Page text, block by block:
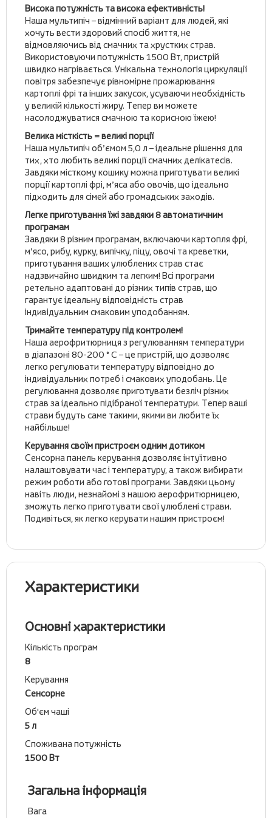
Висока потужність та висока ефективність!
Наша мультипіч – відмінний варіант для людей, які
хочуть вести здоровий спосіб життя, не
відмовляючись від смачних та хрустких страв.
Використовуючи потужність 1500 Вт, пристрій
швидко нагрівається. Унікальна технологія циркуляції
повітря забезпечує рівномірне прожарювання
картоплі фрі та інших закусок, усуваючи необхідність
у великій кількості жиру. Тепер ви можете
насолоджуватися смачною та корисною їжею!
Велика мiсткiсть = великі порції
Наша мультипіч об’ємом 5,0 л – ідеальне рішення для
тих, хто любить великі порції смачних делікатесів.
Завдяки місткому кошику можна приготувати великі
порції картоплі фрі, м’яса або овочів, що ідеально
підходить для сімей або громадських заходів.
Легке приготування їжі завдяки 8 автоматичним
програмам
Завдяки 8 різним програмам, включаючи картопля фрі,
м’ясо, рибу, курку, випічку, піцу, овочі та креветки,
приготування ваших улюблених страв стає
надзвичайно швидким та легким! Всі програми
ретельно адаптовані до різних типів страв, що
гарантує ідеальну відповідність страв
індивідуальним смаковим уподобанням.
Тримайте температуру під контролем!
Наша аерофритюрниця з регулюванням температури
в діапазоні 80-200 ° C – це пристрій, що дозволяє
легко регулювати температуру відповідно до
індивідуальних потреб і смакових уподобань. Це
регулювання дозволяє приготувати безліч різних
страв за ідеально підібраної температури. Тепер ваші
страви будуть саме такими, якими ви любите їх
найбільше!
Керування своїм пристроєм одним дотиком
Сенсорна панель керування дозволяє інтуїтивно
налаштовувати час і температуру, а також вибирати
режим роботи або готові програми. Завдяки цьому
навіть люди, незнайомі з нашою аерофритюрницею,
зможуть легко приготувати свої улюблені страви.
Подивіться, як легко керувати нашим пристроєм!
Характеристики
Основні характеристики
Кількість програм
8
Керування
Сенсорне
Об'єм чаші
5 л
Споживана потужність
1500 Вт
Загальна інформація
Вага